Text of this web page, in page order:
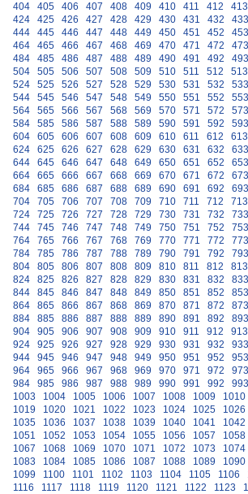
404
405 406 407 408 409 410 411 412 413
424
425 426 427 428 429 430 431 432 433
444
445 446 447 448 449 450 451 452 453
464
465 466 467 468 469 470 471 472 473
484
485 486 487 488 489 490 491 492 493
504
505 506 507 508 509 510 511 512 513
524
525 526 527 528 529 530 531 532 533
544
545 546 547 548 549 550 551 552 553
564
565 566 567 568 569 570 571 572 573
584
585 586 587 588 589 590 591 592 593
604
605 606 607 608 609 610 611 612 613
624
625 626 627 628 629 630 631 632 633
644
645 646 647 648 649 650 651 652 653
664
665 666 667 668 669 670 671 672 673
684
685 686 687 688 689 690 691 692 693
704
705 706 707 708 709 710 711 712 713
724
725 726 727 728 729 730 731 732 733
744
745 746 747 748 749 750 751 752 753
764
765 766 767 768 769 770 771 772 773
784
785 786 787 788 789 790 791 792 793
804
805 806 807 808 809 810 811 812 813
824
825 826 827 828 829 830 831 832 833
844
845 846 847 848 849 850 851 852 853
864
865 866 867 868 869 870 871 872 873
884
885 886 887 888 889 890 891 892 893
904
905 906 907 908 909 910 911 912 913
924
925 926 927 928 929 930 931 932 933
944
945 946 947 948 949 950 951 952 953
964
965 966 967 968 969 970 971 972 973
984
985 986 987 988 989 990 991 992 993
1003
1004 1005 1006 1007 1008 1009 1010
1019
1020 1021 1022 1023 1024 1025 1026
1035
1036 1037 1038 1039 1040 1041 1042
1051
1052 1053 1054 1055 1056 1057 1058
1067
1068 1069 1070 1071 1072 1073 1074
1083
1084 1085 1086 1087 1088 1089 1090
1099
1100 1101 1102 1103 1104 1105 1106
1116
1117 1118 1119 1120 1121 1122 1123